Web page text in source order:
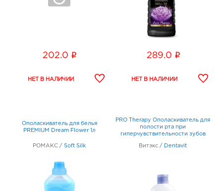
202.0 i 289.0 i
Ополаскиватель для белья
PREMIUM Dream Flower 1л
РОМАКС / Soft Silk
PRO Therapy Ополаскиватель для
полости рта при
гиперчувствительности зубов
ЭМАЛИ 285мл
Витэкс / Dentavit